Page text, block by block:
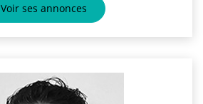
Voir ses annonces